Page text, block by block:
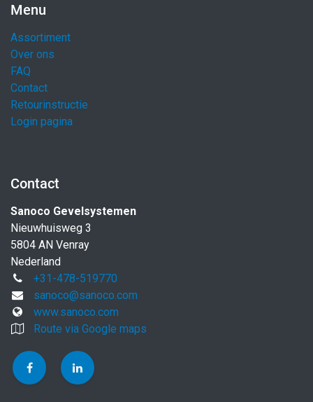
Menu
Assortiment
Over ons
FAQ
Contact
Retourinstructie
Login pagina
Contact
Sanoco Gevelsystemen
Nieuwhuisweg 3
5804 AN Venray
Nederland
+31-478-519770
sanoco@sanoco.com
www.sanoco.com
Route via Google maps